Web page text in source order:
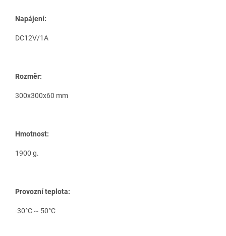
Napájení:
DC12V/1A
Rozměr:
300x300x60 mm
Hmotnost:
1900 g.
Provozní teplota:
-30°С ~ 50°С